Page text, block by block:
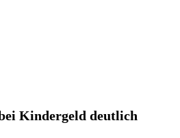
Kindergeld deutlich